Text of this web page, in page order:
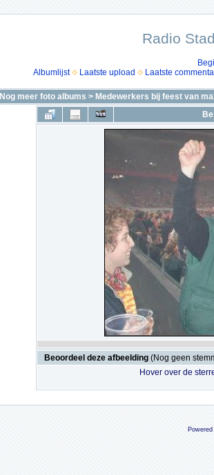
Radio
Albumlijst
Laatste upload Laatste
Nog meer foto albums > Medewerkers bij feest van
Beoordeel deze afbeelding (Nog geen
Hover over de